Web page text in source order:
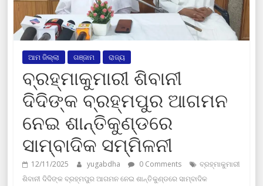
ଆମ ଜିଲ୍ଲା ଗଞ୍ଜାମ ରାଜ୍ୟ
ବ୍ରହ୍ମାକୁମାରୀ ଶିବାନୀ
ଦିଦିଙ୍କ ବ୍ରହ୍ମପୁର ଆଗମନ
ନେଇ ଶାନ୍ତିକୁଣ୍ଡରେ
ସାମ୍ବାଦିକ ସମ୍ମିଳନୀ
12/11/2025 yugabdha 0 Comments
ବ୍ରହ୍ମାକୁମାରୀ
ଶିବାନୀ ଦିଦିଙ୍କ ବ୍ରହ୍ମପୁର ଆଗମନ ନେଇ ଶାନ୍ତିକୁଣ୍ଡରେ ସାମ୍ବାଦିକ